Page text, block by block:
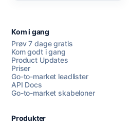
Kom i gang
Prøv 7 dage gratis
Kom godt i gang
Product Updates
Priser
Go-to-market leadlister
API Docs
Go-to-market skabeloner
Produkter